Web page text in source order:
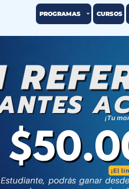
PROGRAMAS CURSOS